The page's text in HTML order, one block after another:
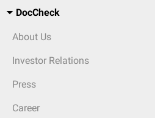
DocCheck
About Us
Investor Relations
Press
Career